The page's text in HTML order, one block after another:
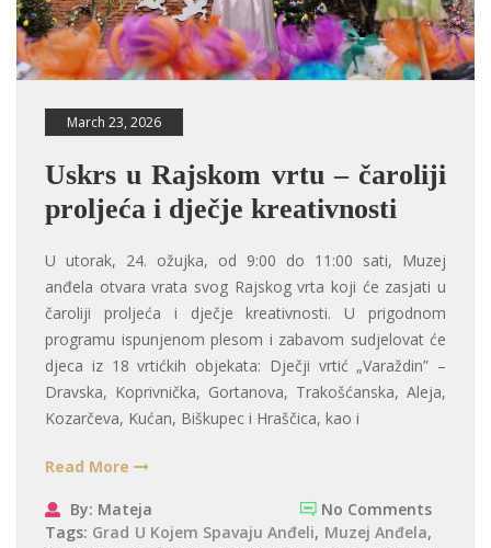
March 23, 2026
Uskrs u Rajskom vrtu – čaroliji
proljeća i dječje kreativnosti
U utorak, 24. ožujka, od 9:00 do 11:00 sati, Muzej
anđela otvara vrata svog Rajskog vrta koji će zasjati u
čaroliji proljeća i dječje kreativnosti. U prigodnom
programu ispunjenom plesom i zabavom sudjelovat će
djeca iz 18 vrtićkih objekata: Dječji vrtić „Varaždin” –
Dravska, Koprivnička, Gortanova, Trakošćanska, Aleja,
Kozarčeva, Kućan, Biškupec i Hraščica, kao i
Read More
By: Mateja
No Comments
Tags: Grad U Kojem Spavaju Anđeli, Muzej Anđela,